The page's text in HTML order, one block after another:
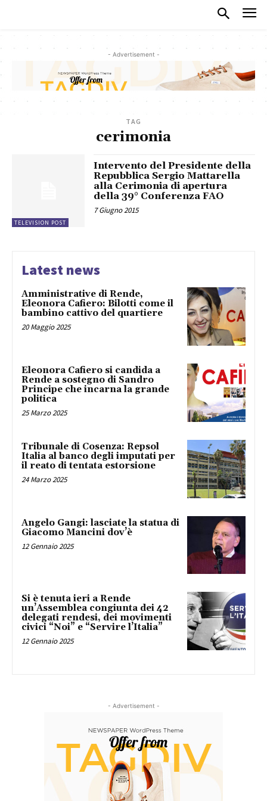
- Advertisement -
TAG
cerimonia
TELEVISION POST
Intervento del Presidente della
Repubblica Sergio Mattarella
alla Cerimonia di apertura
della 39° Conferenza FAO
7 Giugno 2015
Latest news
Amministrative di Rende,
Eleonora Cafiero: Bilotti come il
bambino cattivo del quartiere
20 Maggio 2025
Eleonora Cafiero si candida a
Rende a sostegno di Sandro
Principe che incarna la grande
politica
25 Marzo 2025
Tribunale di Cosenza: Repsol
Italia al banco degli imputati per
il reato di tentata estorsione
24 Marzo 2025
Angelo Gangi: lasciate la statua di
Giacomo Mancini dov’è
12 Gennaio 2025
Si è tenuta ieri a Rende
un’Assemblea congiunta dei 42
delegati rendesi, dei movimenti
civici “Noi” e “Servire l’Italia”
12 Gennaio 2025
- Advertisement -